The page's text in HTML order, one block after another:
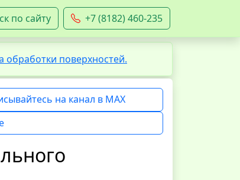
по сайту +7 (8182) 460-235
обработки поверхностей.
на канал в MAX